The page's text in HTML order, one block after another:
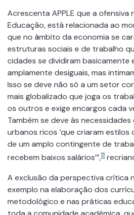
Acrescenta APPLE que a ofensiva
Educação, está relacionada ao
que no âmbito da economia se
estruturas sociais e de trabalho
cidades se dividiram basicamente
amplamente desiguais, mas
Isso se deve não só a um setor
mais globalizado que joga os
os outros e exige encargos cada
Também se deve às
urbanos ricos ‘que criaram
de um amplo contingente de
recebem baixos salários’”,11
A exclusão da perspectiva crítica
exemplo na elaboração dos
metodológico e nas práticas